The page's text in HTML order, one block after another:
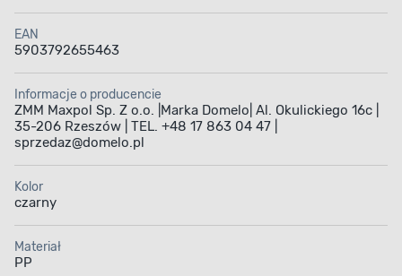
EAN
5903792655463
Informacje o producencie
ZMM Maxpol Sp. Z o.o. |Marka Domelo| Al. Okulickiego 16c |
35-206 Rzeszów | TEL. +48 17 863 04 47 |
sprzedaz@domelo.pl
Kolor
czarny
Materiał
PP